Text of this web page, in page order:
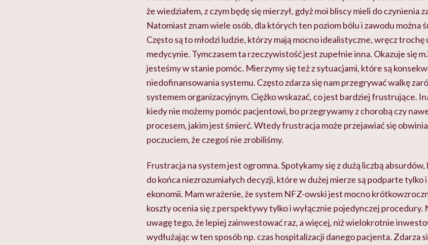
że wiedziałem, z czym będę się mierzył, gdyż moi bliscy mieli do czynienia
Natomiast znam wiele osób, dla których ten poziom bólu i zawodu można
Często są to młodzi ludzie, którzy mają mocno idealistyczne, wręcz
medycynie. Tymczasem ta rzeczywistość jest zupełnie inna. Okazuje się
jesteśmy w stanie pomóc. Mierzymy się też z sytuacjami, które są
niedofinansowania systemu. Często zdarza się nam przegrywać walkę
systemem organizacyjnym. Ciężko wskazać, co jest bardziej frustrujące.
kiedy nie możemy pomóc pacjentowi, bo przegrywamy z chorobą czy
procesem, jakim jest śmierć. Wtedy frustracja może przejawiać się
poczuciem, że czegoś nie zrobiliśmy.
Frustracja na system jest ogromna. Spotykamy się z dużą liczbą
do końca niezrozumiałych decyzji, które w dużej mierze są podparte tylko
ekonomii. Mam wrażenie, że system NFZ-owskijest mocno
koszty ocenia się z perspektywy tylko i wyłącznie pojedynczej procedury.
uwagę tego, że lepiej zainwestować raz, a więcej, niż wielokrotnie
wydłużając w ten sposób np. czas hospitalizacji danego pacjenta. Zdarza